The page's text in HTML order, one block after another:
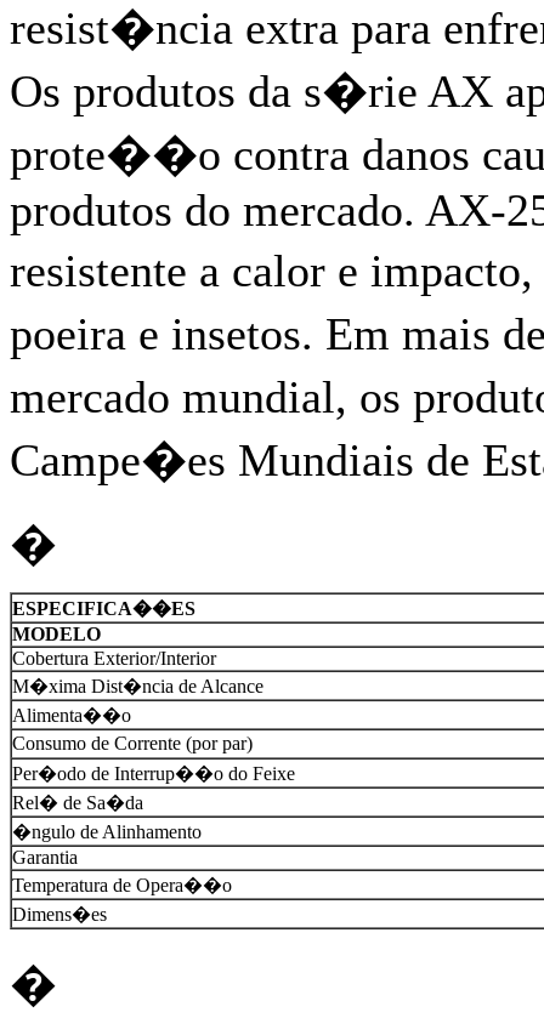
resist�ncia extra para
Os produtos da s�rie AX
prote��o contra danos
produtos do mercado. AX-
resistente a calor e
poeira e insetos. Em mais
mercado mundial, os
Campe�es Mundiais de
�
ESPECIFICA��ES
MODELO
Cobertura Exterior/Interior
M�xima Dist�ncia de Alcance
Alimenta��o
Consumo de Corrente (por par)
Per�odo de Interrup��o do Feixe
Rel� de Sa�da
�ngulo de Alinhamento
Garantia
Temperatura de Opera��o
Dimens�es
�